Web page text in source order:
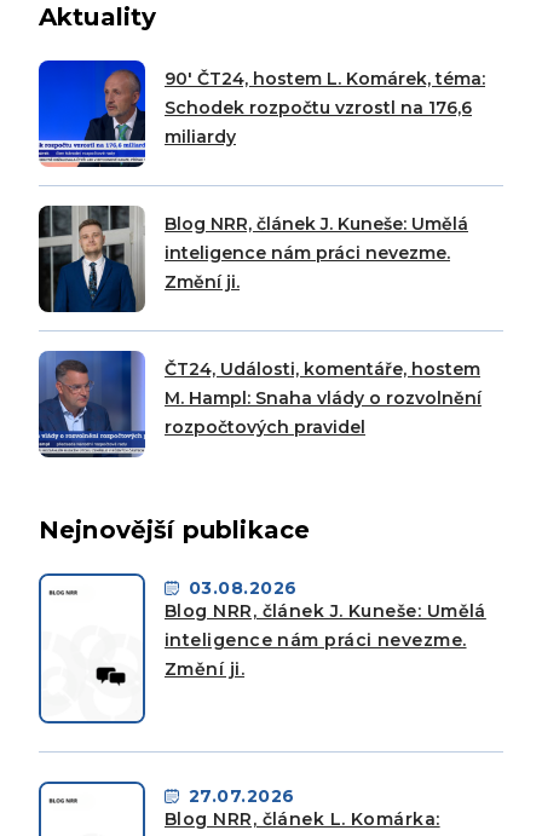
Aktuality
90′ ČT24, hostem L. Komárek, téma:
Schodek rozpočtu vzrostl na 176,6
miliardy
Blog NRR, článek J. Kuneše: Umělá
inteligence nám práci nevezme.
Změní ji.
ČT24, Události, komentáře, hostem
M. Hampl: Snaha vlády o rozvolnění
rozpočtových pravidel
Nejnovější publikace
03.08.2026
Blog NRR, článek J. Kuneše: Umělá
inteligence nám práci nevezme.
Změní ji.
27.07.2026
Blog NRR, článek L. Komárka: